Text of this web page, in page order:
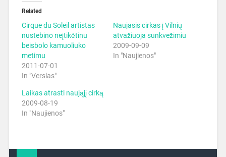
Related
Cirque du Soleil artistas
nustebino neįtikėtinu
beisbolo kamuoliuko
metimu
2011-07-01
In "Verslas"
Naujasis cirkas į Vilnių
atvažiuoja sunkvežimiu
2009-09-09
In "Naujienos"
Laikas atrasti naująjį cirką
2009-08-19
In "Naujienos"